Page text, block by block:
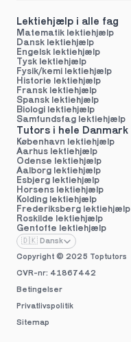
Lektiehjælp i alle fag
Matematik lektiehjælp
Dansk lektiehjælp
Engelsk lektiehjælp
Tysk lektiehjælp
Fysik/kemi lektiehjælp
Historie lektiehjælp
Fransk lektiehjælp
Spansk lektiehjælp
Biologi lektiehjælp
Samfundsfag lektiehjælp
Tutors i hele Danmark
København lektiehjælp
Aarhus lektiehjælp
Odense lektiehjælp
Aalborg lektiehjælp
Esbjerg lektiehjælp
Horsens lektiehjælp
Kolding lektiehjælp
Frederiksberg lektiehjælp
Roskilde lektiehjælp
Gentofte lektiehjælp
Copyright © 2025 Toptutors
CVR-nr: 41867442
Betingelser
Privatlivspolitik
Sitemap
Select Language
🇩🇰 Dansk